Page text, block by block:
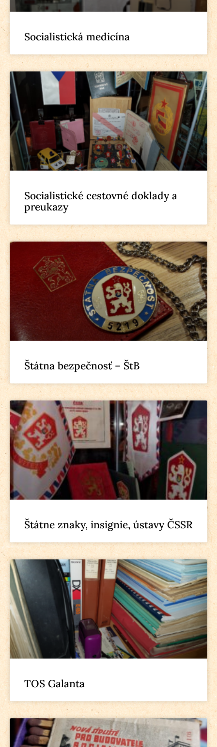
Socialistická medicína
Socialistické cestovné doklady a
preukazy
Štátna bezpečnosť – ŠtB
Štátne znaky, insignie, ústavy ČSSR
TOS Galanta